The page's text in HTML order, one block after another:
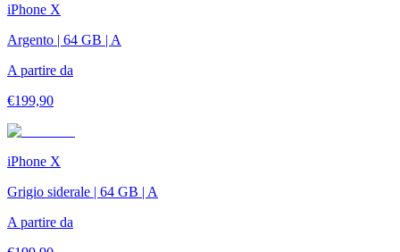
iPhone X
Argento | 64 GB | A
A partire da
€199,90
iPhone X
Grigio siderale | 64 GB | A
A partire da